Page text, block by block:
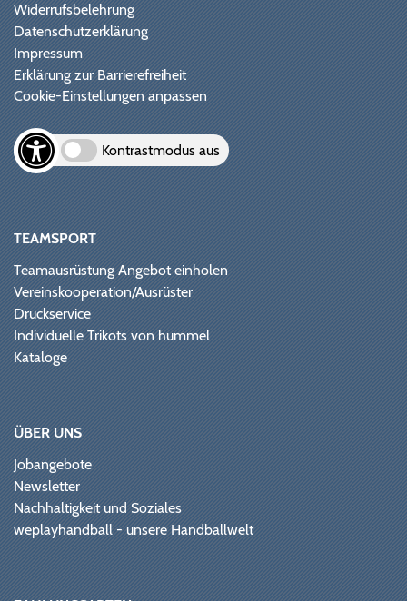
Widerrufsbelehrung
Datenschutzerklärung
Impressum
Erklärung zur Barrierefreiheit
Cookie-Einstellungen anpassen
Kontrastmodus aus
TEAMSPORT
Teamausrüstung Angebot einholen
Vereinskooperation/Ausrüster
Druckservice
Individuelle Trikots von hummel
Kataloge
ÜBER UNS
Jobangebote
Newsletter
Nachhaltigkeit und Soziales
weplayhandball - unsere Handballwelt